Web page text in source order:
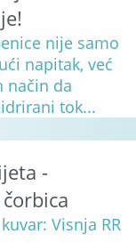
nije samo
napitak, već
način da
tok...
-
Visnja RR